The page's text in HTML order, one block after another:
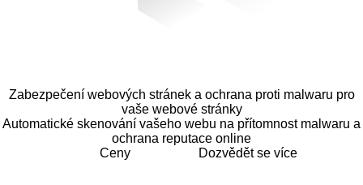
Zabezpečení webových stránek a ochrana proti malwaru pro
vaše webové stránky
Automatické skenování vašeho webu na přítomnost malwaru a
ochrana reputace online
Ceny
Dozvědět se více